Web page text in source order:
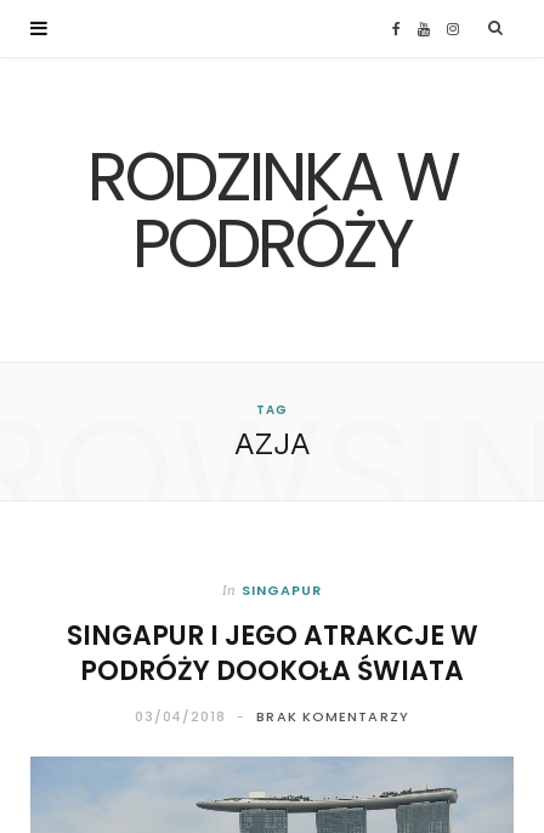
F Y I
RODZINKA W
PODRÓŻY
TAG
AZJA
In SINGAPUR
SINGAPUR I JEGO ATRAKCJE W
PODRÓŻY DOOKOŁA ŚWIATA
03/04/2018 BRAK KOMENTARZY